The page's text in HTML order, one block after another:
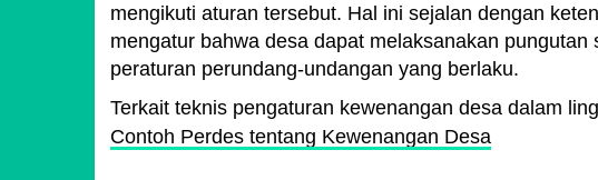
mengikuti aturan tersebut. Hal ini sejalan dengan
mengatur bahwa desa dapat melaksanakan
peraturan perundang-undangan yang berlaku.
Terkait teknis pengaturan kewenangan desa dalam
Contoh Perdes tentang Kewenangan Desa